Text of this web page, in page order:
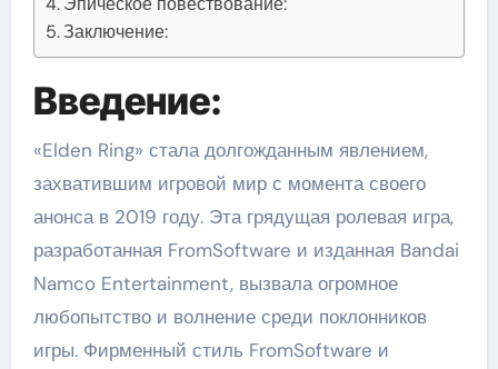
Заключение:
Введение:
«Elden Ring» стала долгожданным явлением,
захватившим игровой мир с момента своего
анонса в 2019 году. Эта грядущая ролевая игра,
разработанная FromSoftware и изданная Bandai
Namco Entertainment, вызвала огромное
любопытство и волнение среди поклонников
игры. Фирменный стиль FromSoftware и